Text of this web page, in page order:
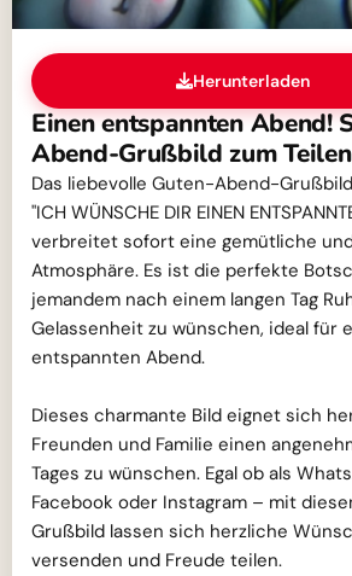
Herunterladen
Einen entspannten Abend!
Abend-Grußbild zum Teilen
Das liebevolle Guten-Abend-
"ICH WÜNSCHE DIR EINEN
verbreitet sofort eine gemütliche
Atmosphäre. Es ist die perfekte
jemandem nach einem langen Tag
Gelassenheit zu wünschen, ideal für
entspannten Abend.
Dieses charmante Bild eignet sich
Freunden und Familie einen
Tages zu wünschen. Egal ob als
Facebook oder Instagram – mit
Grußbild lassen sich herzliche
versenden und Freude teilen.